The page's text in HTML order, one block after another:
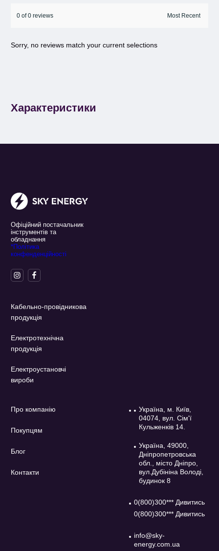
0 of 0 reviews
Sorry, no reviews match your current selections
Характеристики
Офіційний постачальник
інструментів та
обладнання
*Політика
конфенденційності
Кабельно-провідникова
продукція
Електротехнічна
продукція
Електроустановчі
вироби
Про компанію
Покупцям
Блог
Контакти
Україна, м. Київ,
04074, вул. Сім'ї
Кульженків 14.
Україна, 49000,
Дніпропетровська
обл., місто Дніпро,
вул.Дубініна Володі,
будинок 8
0(800)300*** Дивитись
0(800)300*** Дивитись
info@sky-
energy.com.ua